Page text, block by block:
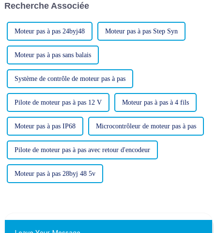
Recherche Associée
Moteur pas à pas 24byj48 Moteur pas à pas Step Syn
Moteur pas à pas sans balais
Système de contrôle de moteur pas à pas
Pilote de moteur pas à pas 12 V Moteur pas à pas à 4 fils
Moteur pas à pas IP68 Microcontrôleur de moteur pas à pas
Pilote de moteur pas à pas avec retour d'encodeur
Moteur pas à pas 28byj 48 5v